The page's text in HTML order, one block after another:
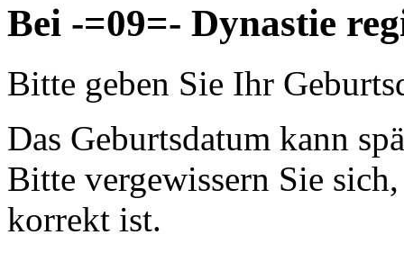
Bei -=09=- Dynastie
Bitte geben Sie Ihr
Das Geburtsdatum kann
Bitte vergewissern Sie
korrekt ist.